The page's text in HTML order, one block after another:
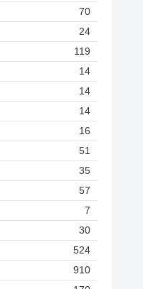
70
24
119
14
14
14
16
51
35
57
7
30
524
910